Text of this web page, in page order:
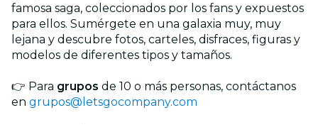
famosa saga, coleccionados por los fans y expuestos
para ellos. Sumérgete en una galaxia muy, muy
lejana y descubre fotos, carteles, disfraces, figuras y
modelos de diferentes tipos y tamaños.
👉 Para grupos de 10 o más personas, contáctanos
en grupos@letsgocompany.com